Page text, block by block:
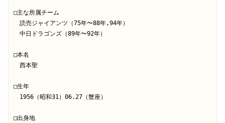
□主な所属チーム
読売ジャイアンツ（75年〜88年,94年）
中日ドラゴンズ（89年〜92年）
□本名
西本聖
□生年
1956（昭和31）06.27（蟹座）
□出身地